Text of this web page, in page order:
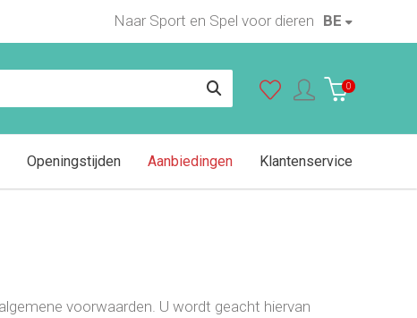
BE
Naar Sport en Spel voor dieren
0
Klantenservice
Aanbiedingen
Openingstijden
voorwaarden. U wordt geacht hiervan